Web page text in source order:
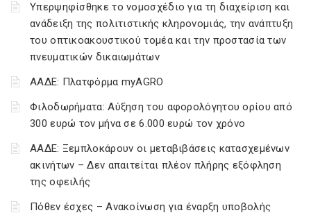
Υπερψηφίσθηκε το νομοσχέδιο για τη διαχείριση και
ανάδειξη της πολιτιστικής κληρονομιάς, την ανάπτυξη
του οπτικοακουστικού τομέα και την προστασία των
πνευματικών δικαιωμάτων
ΑΑΔΕ: Πλατφόρμα myAGRO
Φιλοδωρήματα: Αύξηση του αφορολόγητου ορίου από
300 ευρώ τον μήνα σε 6.000 ευρώ τον χρόνο
ΑΑΔΕ: Ξεμπλοκάρουν οι μεταβιβάσεις κατασχεμένων
ακινήτων – Δεν απαιτείται πλέον πλήρης εξόφληση
της οφειλής
Πόθεν έσχες – Ανακοίνωση για έναρξη υποβολής